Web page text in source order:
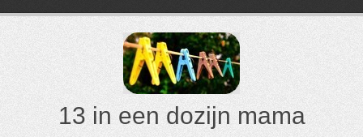
13 in een dozijn mama